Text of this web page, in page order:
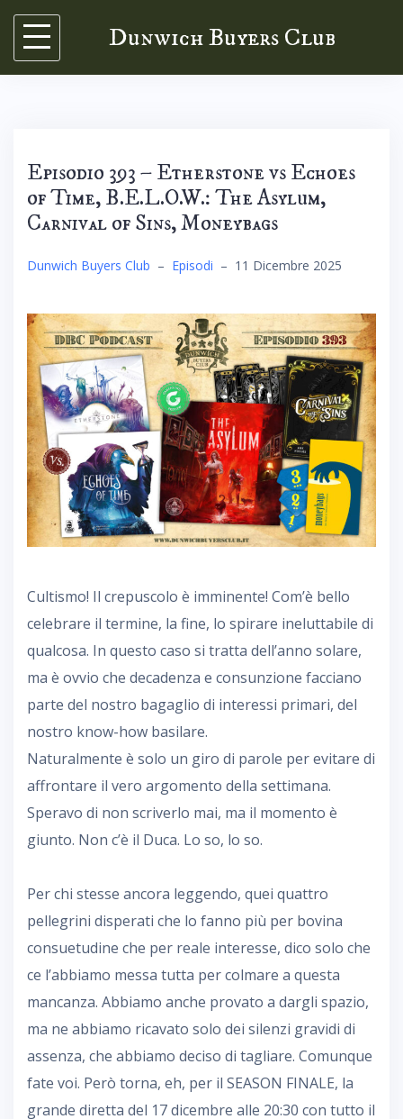
Skip
content
Dunwich Buyers Club
Episodio 393 – Etherstone vs Echoes
of Time, B.E.L.O.W.: The Asylum,
Carnival of Sins, Moneybags
Dunwich Buyers Club – Episodi – 11 Dicembre 2025
Cultismo! Il crepuscolo è imminente! Com’è bello
celebrare il termine, la fine, lo spirare ineluttabile di
qualcosa. In questo caso si tratta dell’anno solare,
ma è ovvio che decadenza e consunzione facciano
parte del nostro bagaglio di interessi primari, del
nostro know-how basilare.
Naturalmente è solo un giro di parole per evitare di
affrontare il vero argomento della settimana.
Speravo di non scriverlo mai, ma il momento è
giunto. Non c’è il Duca. Lo so, lo so.
Per chi stesse ancora leggendo, quei quattro
pellegrini disperati che lo fanno più per bovina
consuetudine che per reale interesse, dico solo che
ce l’abbiamo messa tutta per colmare a questa
mancanza. Abbiamo anche provato a dargli spazio,
ma ne abbiamo ricavato solo dei silenzi gravidi di
assenza, che abbiamo deciso di tagliare. Comunque
fate voi. Però torna, eh, per il SEASON FINALE, la
grande diretta del 17 dicembre alle 20:30 con tutto il